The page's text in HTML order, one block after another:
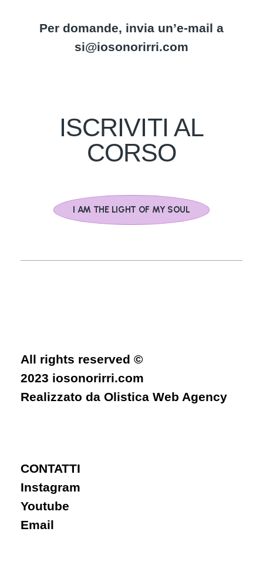
Per domande, invia un’e-mail a
si@iosonorirri.com
ISCRIVITI AL
CORSO
I AM THE LIGHT OF MY SOUL
All rights reserved ©
2023 iosonorirri.com
Realizzato da Olistica Web Agency
CONTATTI
Instagram
Youtube
Email